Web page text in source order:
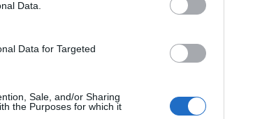
Data.
Data for Targeted
Sale, and/or Sharing
the Purposes for which it